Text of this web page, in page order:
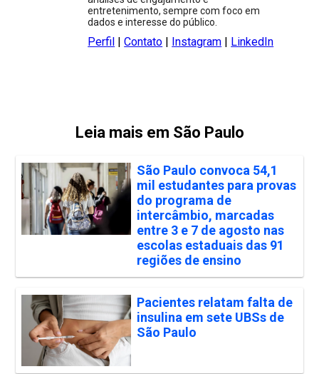
entretenimento, sempre com foco em
dados e interesse do público.
Perfil |Contato | Instagram | LinkedIn
Leia mais em São Paulo
São Paulo convoca 54,1
mil estudantes para provas
do programa de
intercâmbio, marcadas
entre 3 e 7 de agosto nas
escolas estaduais das 91
regiões de ensino
Pacientes relatam falta de
insulina em sete UBSs de
São Paulo